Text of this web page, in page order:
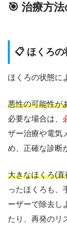
🎯 治療方
📋 ほくろの
ほくろの状態に
悪性の可能性が
必要な場合は、
ザー治療や電気
め、正確な診断
大きなほくろ(
ったほくろも、
ーザーで除去し
たり、再発のリ